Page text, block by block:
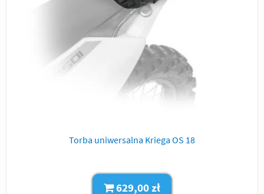
Torba uniwersalna Kriega OS 18
629,00 zł